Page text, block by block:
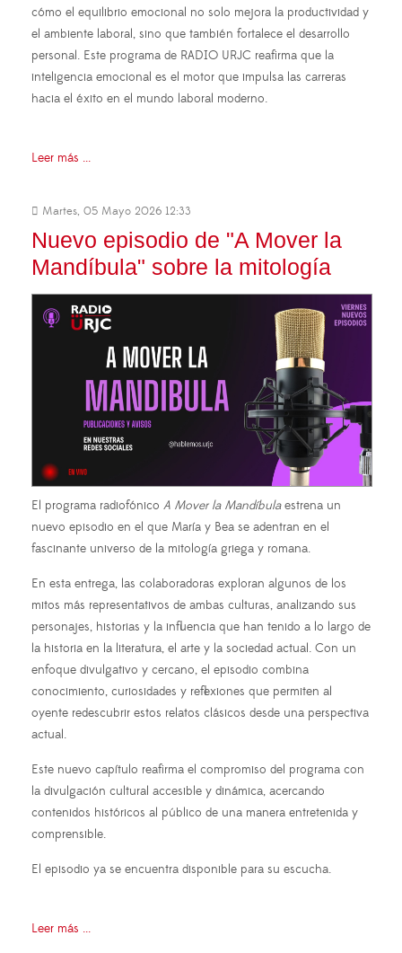
cómo el equilibrio emocional no solo mejora la productividad y
el ambiente laboral, sino que también fortalece el desarrollo
personal. Este programa de RADIO URJC reafirma que la
inteligencia emocional es el motor que impulsa las carreras
hacia el éxito en el mundo laboral moderno.
Leer más ...
Martes, 05 Mayo 2026 12:33
Nuevo episodio de "A Mover la
Mandíbula" sobre la mitología
El programa radiofónico A Mover la Mandíbulaestrena un
nuevo episodio en el que María y Bea se adentran en el
fascinante universo de la mitología griega y romana.
En esta entrega, las colaboradoras exploran algunos de los
mitos más representativos de ambas culturas, analizando sus
personajes, historias y la influencia que han tenido a lo largo de
la historia en la literatura, el arte y la sociedad actual. Con un
enfoque divulgativo y cercano, el episodio combina
conocimiento, curiosidades y reflexiones que permiten al
oyente redescubrir estos relatos clásicos desde una perspectiva
actual.
Este nuevo capítulo reafirma el compromiso del programa con
la divulgación cultural accesible y dinámica, acercando
contenidos históricos al público de una manera entretenida y
comprensible.
El episodio ya se encuentra disponible para su escucha.
Leer más ...